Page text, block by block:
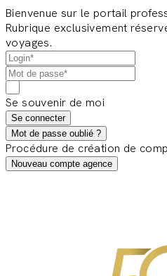
Bienvenue sur le portail
Rubrique exclusivement
voyages.
Se souvenir de moi
Se connecter
Mot de passe oublié ?
Procédure de création de
Nouveau compte agence